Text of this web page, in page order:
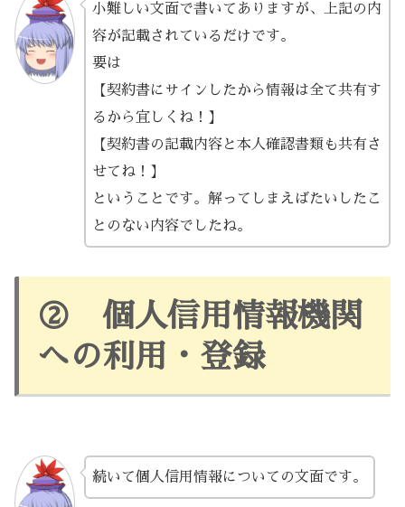
小難しい文面で書いてありますが、上記の内
容が記載されているだけです。
要は
【契約書にサインしたから情報は全て共有す
るから宜しくね！】
【契約書の記載内容と本人確認書類も共有さ
せてね！】
ということです。解ってしまえばたいしたこ
とのない内容でしたね。
② 個人信用情報機関
への利用・登録
続いて個人信用情報についての文面です。